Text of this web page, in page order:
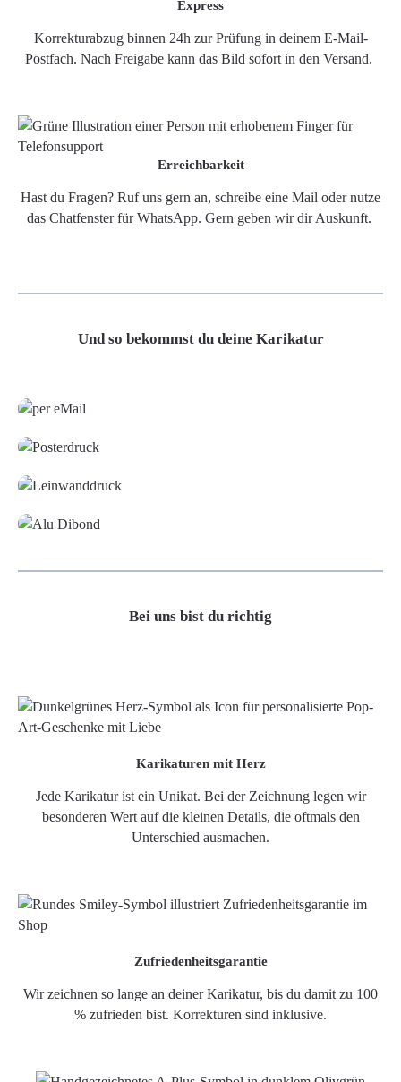
Express
Korrekturabzug binnen 24h zur Prüfung in deinem E-Mail-
Postfach. Nach Freigabe kann das Bild sofort in den Versand.
Erreichbarkeit
Hast du Fragen? Ruf uns gern an, schreibe eine Mail oder nutze
das Chatfenster für WhatsApp. Gern geben wir dir Auskunft.
Und so bekommst du deine Karikatur
Bei uns bist du richtig
Karikaturen mit Herz
Jede Karikatur ist ein Unikat. Bei der Zeichnung legen wir
besonderen Wert auf die kleinen Details, die oftmals den
Unterschied ausmachen.
Zufriedenheitsgarantie
Wir zeichnen so lange an deiner Karikatur, bis du damit zu 100
% zufrieden bist. Korrekturen sind inklusive.